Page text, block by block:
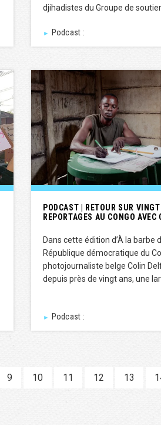
djihadistes du Groupe de
► Podcast :
PODCAST | RETOUR SUR
REPORTAGES AU CONGO AVEC
Dans cette édition d’À la barbe
République démocratique du
photojournaliste belge Colin
depuis près de vingt ans, une
► Podcast :
9 10 11 12 13